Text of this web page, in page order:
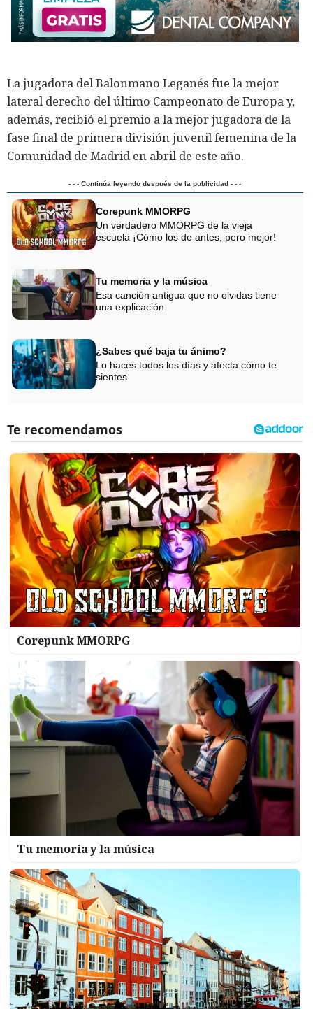
La jugadora del Balonmano Leganés fue la mejor
lateral derecho del último Campeonato de Europa y,
además, recibió el premio a la mejor jugadora de la
fase final de primera división juvenil femenina de la
Comunidad de Madrid en abril de este año.
- - - Continúa leyendo después de la publicidad - - -
Corepunk MMORPG
Un verdadero MMORPG de la vieja
escuela ¡Cómo los de antes, pero mejor!
Tu memoria y la música
Esa canción antigua que no olvidas tiene
una explicación
¿Sabes qué baja tu ánimo?
Lo haces todos los días y afecta cómo te
sientes
Corepunk MMORPG
Tu memoria y la música